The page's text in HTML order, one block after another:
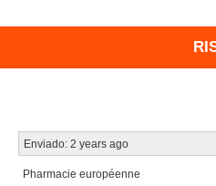
Enviado: 2 years ago
Pharmacie européenne